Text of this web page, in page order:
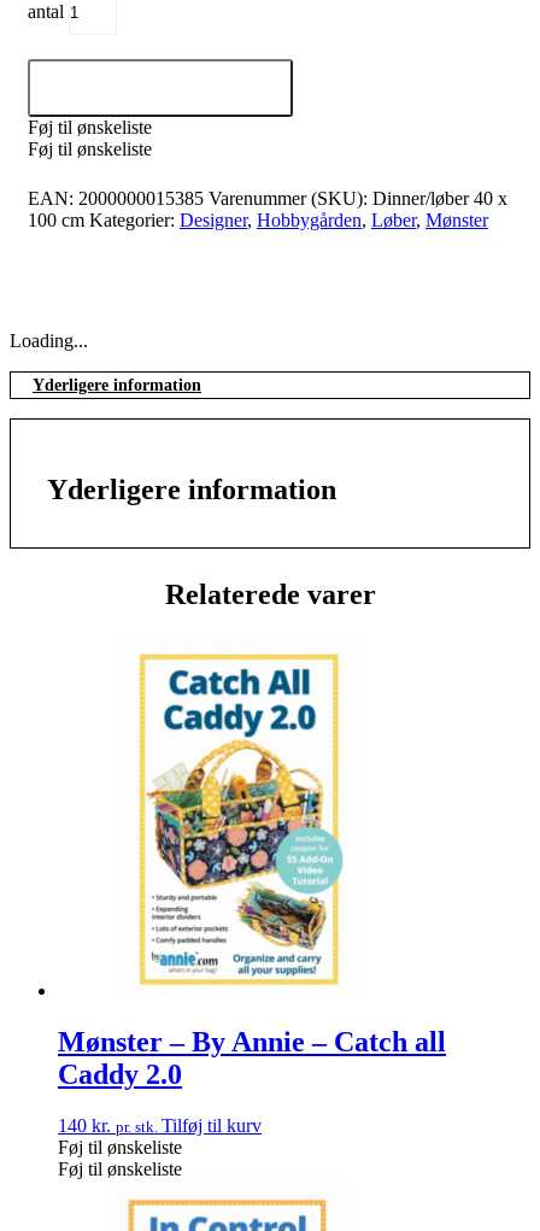
antal
Føj til ønskeliste
Føj til ønskeliste
EAN: 2000000015385 Varenummer (SKU): Dinner/løber 40 x
100 cm Kategorier: Designer, Hobbygården, Løber, Mønster
Loading...
Yderligere information
Yderligere information
Relaterede varer
Mønster – By Annie – Catch all
Caddy 2.0
140 kr. pr. stk. Tilføj til kurv
Føj til ønskeliste
Føj til ønskeliste